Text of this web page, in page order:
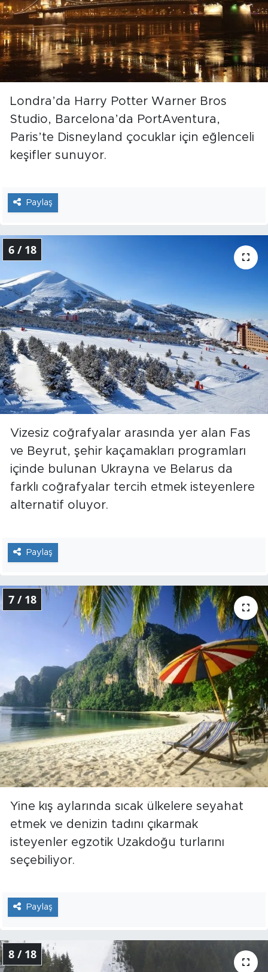
Londra’da Harry Potter Warner Bros
Studio, Barcelona’da PortAventura,
Paris’te Disneyland çocuklar için eğlenceli
keşifler sunuyor.
Paylaş
6 / 18
Vizesiz coğrafyalar arasında yer alan Fas
ve Beyrut, şehir kaçamakları programları
içinde bulunan Ukrayna ve Belarus da
farklı coğrafyalar tercih etmek isteyenlere
alternatif oluyor.
Paylaş
7 / 18
Yine kış aylarında sıcak ülkelere seyahat
etmek ve denizin tadını çıkarmak
isteyenler egzotik Uzakdoğu turlarını
seçebiliyor.
Paylaş
8 / 18